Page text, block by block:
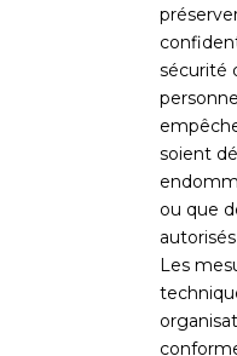
sécurité
soient
ou que
Les